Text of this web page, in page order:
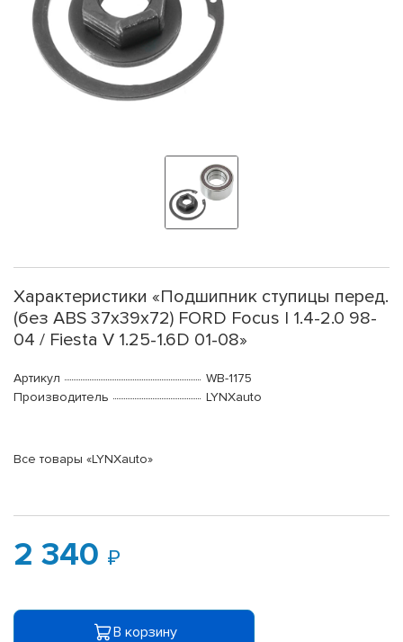
Характеристики «Подшипник ступицы перед.
(без ABS 37x39x72) FORD Focus I 1.4-2.0 98-
04 / Fiesta V 1.25-1.6D 01-08»
Артикул
WB-1175
Производитель
LYNXauto
Все товары «LYNXauto»
2 340
В корзину